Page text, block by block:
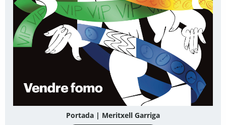
Portada | Meritxell Garriga